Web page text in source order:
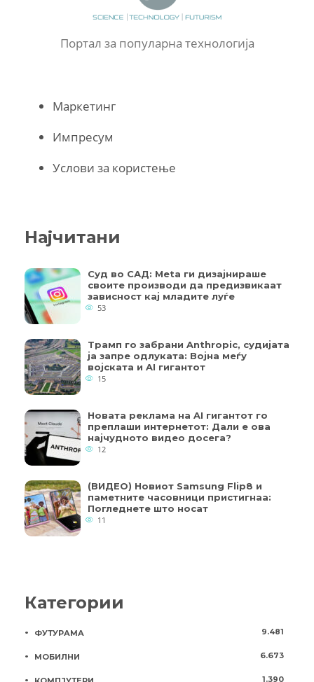
Портал за популарна технологија
Маркетинг
Импресум
Услови за користење
Најчитани
Суд во САД: Meta ги дизајнираше
своите производи да предизвикаат
зависност кај младите луѓе
53
Трамп го забрани Anthropic, судијата
ја запре одлуката: Војна меѓу
војската и AI гигантот
15
Новата реклама на AI гигантот го
преплаши интернетот: Дали е ова
најчудното видео досега?
12
(ВИДЕО) Новиот Samsung Flip8 и
паметните часовници пристигнаа:
Погледнете што носат
11
Категории
ФУТУРАМА 9.481
МОБИЛНИ 6.673
1.390